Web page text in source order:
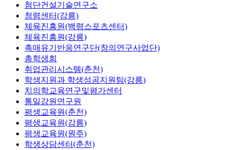
첨단건설기술연구소
청렴센터(강릉)
체육진흥원(백령스포츠센터)
체육진흥원(강릉)
촉매유기반응연구단(창의연구사업단)
총학생회
취업관리시스템(춘천)
학생지원과 학생성공지원팀(강릉)
치의학교육연구및평가센터
통일강원연구원
평생교육원(춘천)
평생교육원(강릉)
평생교육원(원주)
학생상담센터(춘천)